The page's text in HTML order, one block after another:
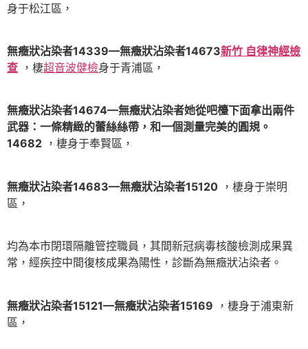
身于松江區，
無癥狀沾染者14339—無癥狀沾染者14673新竹 自律神經檢
查 ，棲超音波健檢身于青浦區，
無癥狀沾染者14674—無癥狀沾染者她從吧檯下面拿出兩件
武器：一條精緻的蕾絲絲帶，和一個測量完美的圓規。
14682 ，棲身于奉賢區，
無癥狀沾染者14683—無癥狀沾染者15120 ，棲身于崇明
區，
均為本市閉環隔離管控職員，其間新冠病毒核酸檢測成果異
常，經疾控中間復核成果為陽性，診斷為無癥狀沾染者。
無癥狀沾染者15121—無癥狀沾染者15169 ，棲身于浦東新
區，